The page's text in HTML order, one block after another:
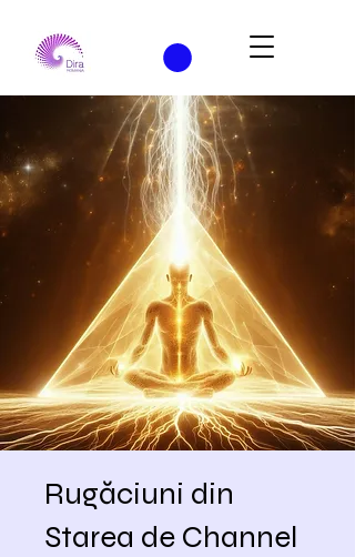
Rugăciuni din
Starea de Channel